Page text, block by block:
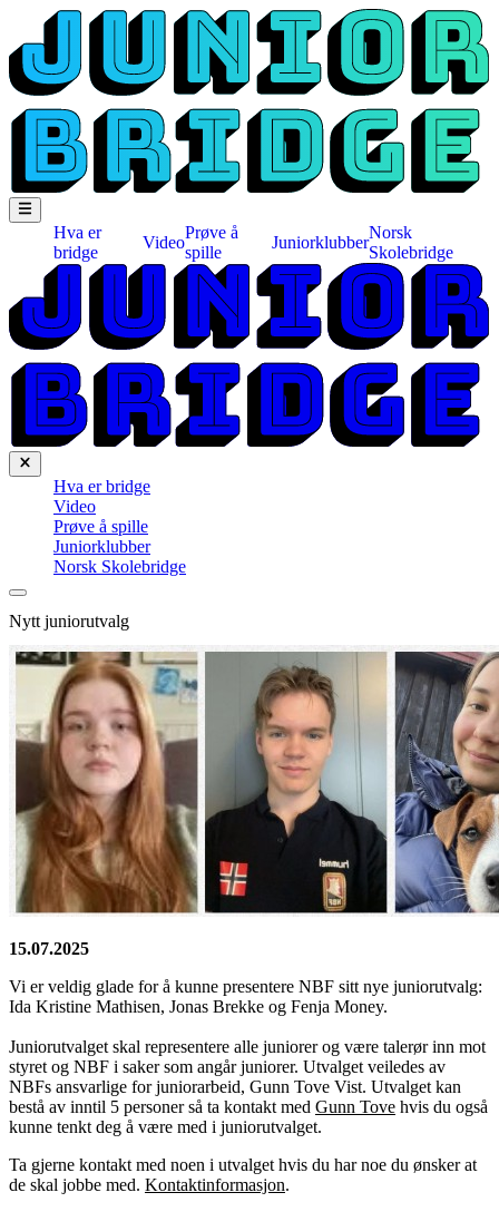
Hva er
bridge
Video
Prøve å
spille
Juniorklubber
Norsk
Skolebridge
Hva er bridge
Video
Prøve å spille
Juniorklubber
Norsk Skolebridge
Nytt juniorutvalg
15.07.2025
Vi er veldig glade for å kunne presentere NBF sitt nye juniorutvalg:
Ida Kristine Mathisen, Jonas Brekke og Fenja Money.
Juniorutvalget skal representere alle juniorer og være talerør inn mot
styret og NBF i saker som angår juniorer. Utvalget veiledes av
NBFs ansvarlige for juniorarbeid, Gunn Tove Vist. Utvalget kan
bestå av inntil 5 personer så ta kontakt med Gunn Tove hvis du også
kunne tenkt deg å være med i juniorutvalget.
Ta gjerne kontakt med noen i utvalget hvis du har noe du ønsker at
de skal jobbe med. Kontaktinformasjon.